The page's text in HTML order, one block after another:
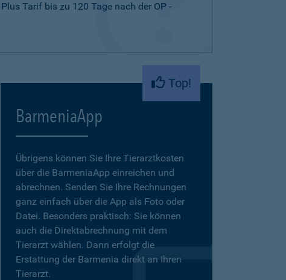
Tarif bis zu 120 Tage nach der OP -
Top!
BarmeniaApp
Übrigens können Sie Ihre Tierarztkosten
über die BarmeniaApp einreichen und
abrechnen. Senden Sie Ihre Rechnungen
ganz einfach über die App als Foto oder
Datei. Besonders praktisch: Sie können
auch die Direktabrechnung mit dem
Tierarzt wählen. Dann erfolgt die
Erstattung der Barmenia direkt an Ihren
Tierarzt.